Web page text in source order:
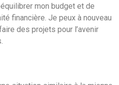
mon budget et de
financière. Je peux à nouveau
des projets pour l’avenir